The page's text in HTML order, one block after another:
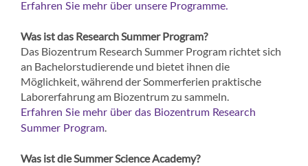
Erfahren Sie mehr über unsere Programme.
Was ist das Research Summer Program?
Das Biozentrum Research Summer Program richtet sich
an Bachelorstudierende und bietet ihnen die
Möglichkeit, während der Sommerferien praktische
Laborerfahrung am Biozentrum zu sammeln.
Erfahren Sie mehr über das Biozentrum Research
Summer Program.
Was ist die Summer Science Academy?